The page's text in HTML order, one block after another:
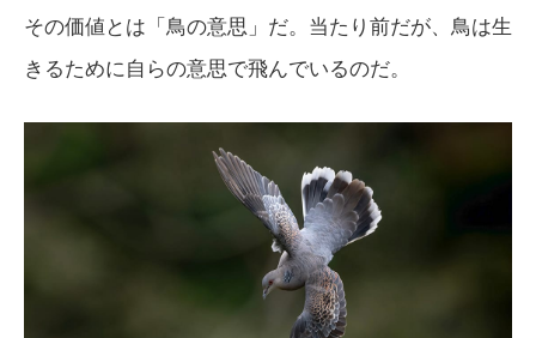
その価値とは「鳥の意思」だ。当たり前だが、鳥は生
きるために自らの意思で飛んでいるのだ。